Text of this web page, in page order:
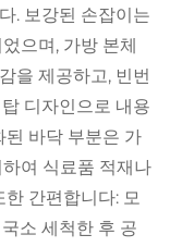
. 보강된 손잡이는
으며, 가방 본체
을 제공하고, 빈번
디자인으로 내용
된 바닥 부분은 가
여 식료품 적재나
간편합니다: 모
소 세척한 후 공